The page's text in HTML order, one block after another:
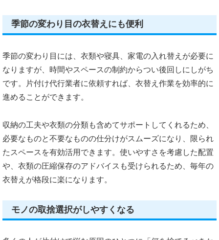
季節の変わり目の衣替えにも便利
季節の変わり目には、衣類や寝具、家電の入れ替えが必要に
なりますが、時間やスペースの制約からつい後回しにしがち
です。片付け代行業者に依頼すれば、衣替え作業を効率的に
進めることができます。
収納の工夫や衣類の分類も含めてサポートしてくれるため、
必要なものと不要なものの仕分けがスムーズになり、限られ
たスペースを有効活用できます。使いやすさを考慮した配置
や、衣類の圧縮保存のアドバイスも受けられるため、毎年の
衣替えが格段に楽になります。
モノの取捨選択がしやすくなる